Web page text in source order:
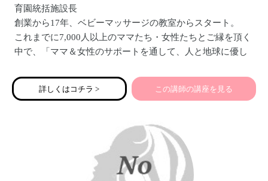
育園統括施設長
創業から17年、ベビーマッサージの教室からスタート。
これまでに7,000人以上のママたち・女性たちとご縁を頂く
中で、「ママ＆女性のサポートを通して、人と地球に優し
保育園経営・産前産後ケアコミュニティ運営・ウェルネス
＆フェムケア事業
詳しくはコチラ > この講師の講座を見る